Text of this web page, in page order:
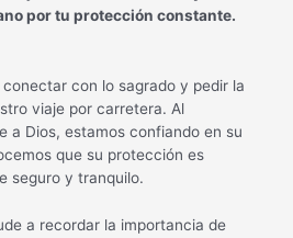
por tu protección constante.
con lo sagrado y pedir la
viaje por carretera. Al
a Dios, estamos confiando en su
que su protección es
seguro y tranquilo.
a recordar la importancia de